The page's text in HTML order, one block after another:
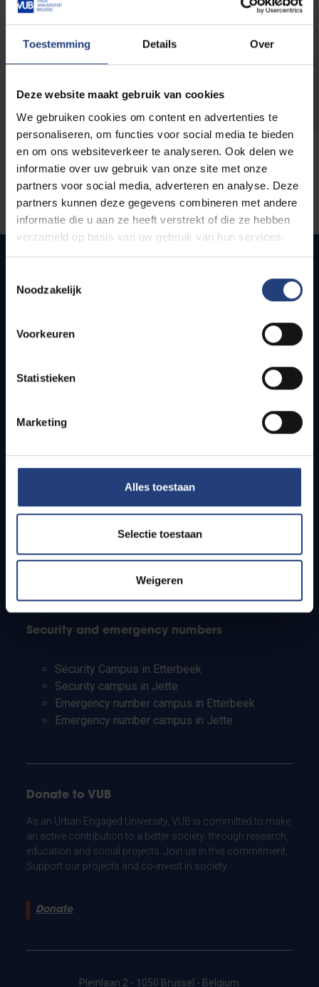
Toestemming Details Over
Deze website maakt gebruik van cookies
We gebruiken cookies om content en advertenties te
personaliseren, om functies voor social media te bieden
en om ons websiteverkeer te analyseren. Ook delen we
informatie over uw gebruik van onze site met onze
partners voor social media, adverteren en analyse. Deze
partners kunnen deze gegevens combineren met andere
informatie die u aan ze heeft verstrekt of die ze hebben
verzameld op basis van uw gebruik van hun services.
Noodzakelijk
Voorkeuren
Statistieken
Marketing
Alles toestaan
Selectie toestaan
Weigeren
The full URL of the page where you encountered the error.
Quick links
How to get to the VUB campuses
Students
PhD students
Teachers and secondary schools
Working students
Security and emergency numbers
Security Campus in Etterbeek
Security campus in Jette
Emergency number campus in Etterbeek
Emergency number campus in Jette
Donate to VUB
As an Urban Engaged University, VUB is committed to make
an active contribution to a better society: through research,
education and social projects. Join us in this commitment.
Support our projects and co-invest in society.
Donate
Pleinlaan 2 - 1050 Brussel - Belgium